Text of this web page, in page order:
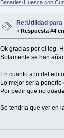
Banaries-Huesca con
Re:Utilidad
«Respuesta #4
Ok gracias por el log.
Solamente se han
En cuanto a lo del
Lo mejor sería ponerlo
Por pedir que no
Se tendría que ver en